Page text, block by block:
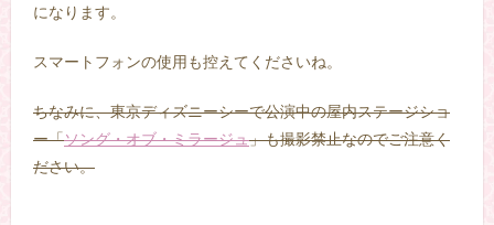
になります。
スマートフォンの使用も控えてくださいね。
ちなみに、東京ディズニーシーで公演中の屋内ステージショ
ー「ソング・オブ・ミラージュ」も撮影禁止なのでご注意く
ださい。